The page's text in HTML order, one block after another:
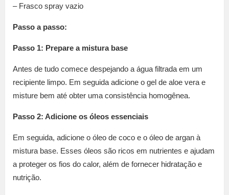
– Frasco spray vazio
Passo a passo:
Passo 1: Prepare a mistura base
Antes de tudo comece despejando a água filtrada em um
recipiente limpo. Em seguida adicione o gel de aloe vera e
misture bem até obter uma consistência homogênea.
Passo 2: Adicione os óleos essenciais
Em seguida, adicione o óleo de coco e o óleo de argan à
mistura base. Esses óleos são ricos em nutrientes e ajudam
a proteger os fios do calor, além de fornecer hidratação e
nutrição.